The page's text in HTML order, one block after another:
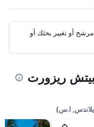
أو تغيير بحثك أو
بيتش ريزورت
ا.س)